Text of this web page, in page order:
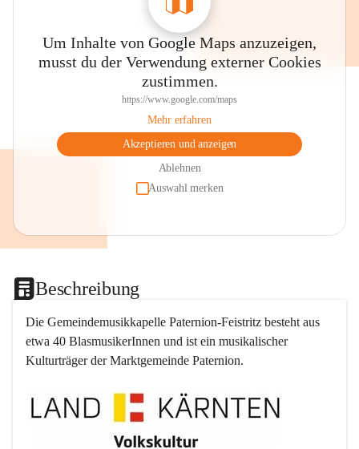
Um Inhalte von Google Maps anzuzeigen,
musst du der Verwendung externer Cookies
zustimmen.
https://www.google.com/maps
Mehr erfahren
Akzeptieren und anzeigen
Ablehnen
Auswahl merken
Beschreibung
Die Gemeindemusikkapelle Paternion-Feistritz besteht aus
etwa 40 BlasmusikerInnen und ist ein musikalischer
Kulturträger der Marktgemeinde Paternion.